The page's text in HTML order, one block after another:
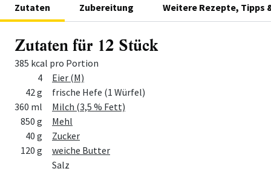
Zutaten Zubereitung Weitere Rezepte, Tipps
Zutaten für 12 Stück
385 kcal pro Portion
MengeZutat
4
Eier (M)
42 g
frische Hefe (1 Würfel)
360 ml
Milch (3,5 % Fett)
850 g
Mehl
40 g
Zucker
120 g
weiche Butter
Salz